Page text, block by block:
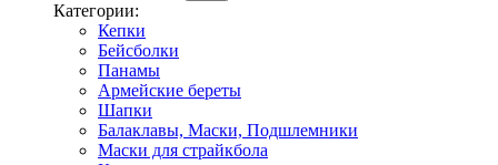
Категории:
Кепки
Бейсболки
Панамы
Армейские береты
Шапки
Балаклавы, Маски, Подшлемники
Маски для страйкбола